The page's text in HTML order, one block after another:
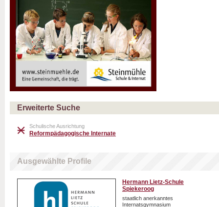
Erweiterte Suche
Schulische Ausrichtung
Reformpädagogische Internate
Ausgewählte Profile
Hermann Lietz-Schule
Spiekeroog
staatlich anerkanntes
Internatsgymnasium